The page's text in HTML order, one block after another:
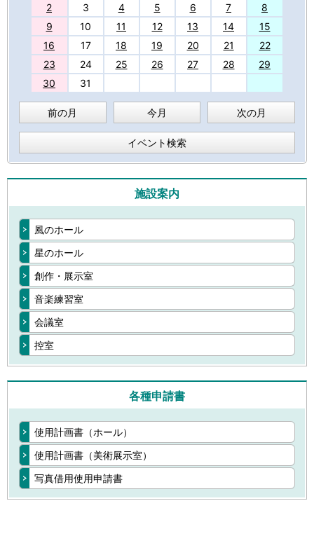
2
3 4 5 6 7
8
9
10 11 12 13 14
15
16
17 18 19 20 21
22
23
24 25 26 27 28
29
30
31
前の月 今月 次の月
イベント検索
施設案内
風のホール
星のホール
創作・展示室
音楽練習室
会議室
控室
各種申請書
使用計画書（ホール）
使用計画書（美術展示室）
写真借用使用申請書